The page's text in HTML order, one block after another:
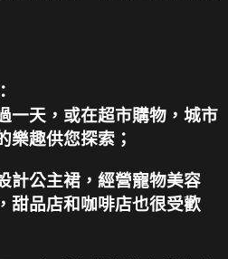
一天，或在超市購物，城市
樂趣供您探索；
計公主裙，經營寵物美容
甜品店和咖啡店也很受歡